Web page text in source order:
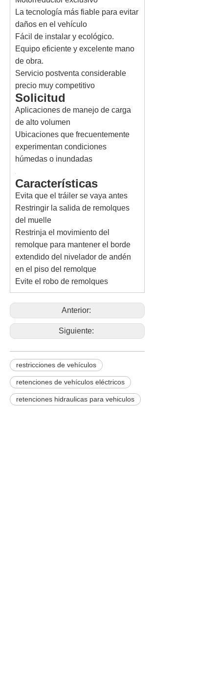
La tecnología más fiable para evitar
daños en el vehículo
Fácil de instalar y ecológico.
Equipo eficiente y excelente mano
de obra.
Servicio postventa considerable
precio muy competitivo
Solicitud
Aplicaciones de manejo de carga
de alto volumen
Ubicaciones que frecuentemente
experimentan condiciones
húmedas o inundadas
Características
Evita que el tráiler se vaya antes
Restringir la salida de remolques
del muelle
Restrinja el movimiento del
remolque para mantener el borde
extendido del nivelador de andén
en el piso del remolque
Evite el robo de remolques
Anterior:
Siguiente:
restricciones de vehículos
retenciones de vehículos eléctricos
retenciones hidraulicas para vehiculos